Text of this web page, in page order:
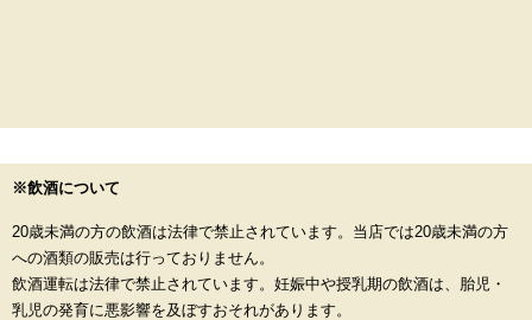
※飲酒について
20歳未満の方の飲酒は法律で禁止されています。当店では20歳未満の方
への酒類の販売は行っておりません。
飲酒運転は法律で禁止されています。妊娠中や授乳期の飲酒は、胎児・
乳児の発育に悪影響を及ぼすおそれがあります。